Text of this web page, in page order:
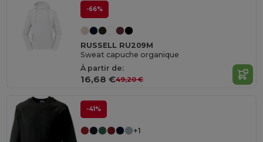
-66%
RUSSELL RU209M
Sweat capuche organique
À partir de:
16,68 €49,20 €
-41%
+1